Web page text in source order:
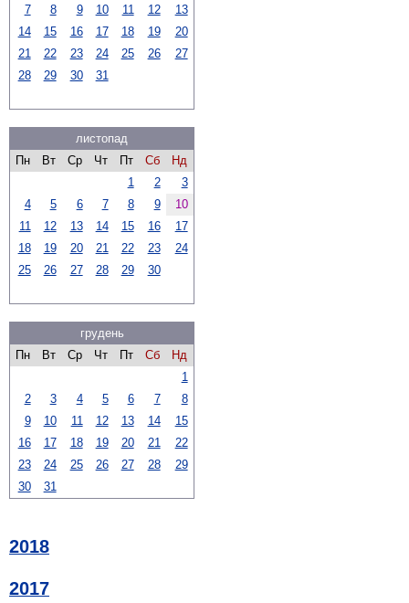
7
8 9 10 11 12
13
14
15 16 17 18 19
20
21
22 23 24 25 26
27
28
29 30 31
листопад
Пн
Вт Ср Чт Пт Сб
Нд
1
2
3
4
5 6 7 8 9
10
11
12 13 14 15 16
17
18
19 20 21 22 23
24
25
26 27 28 29 30
грудень
Пн
Вт Ср Чт Пт Сб
Нд
1
2
3 4 5 6 7
8
9
10 11 12 13 14
15
16
17 18 19 20 21
22
23
24 25 26 27 28
29
30
31
2018
2017